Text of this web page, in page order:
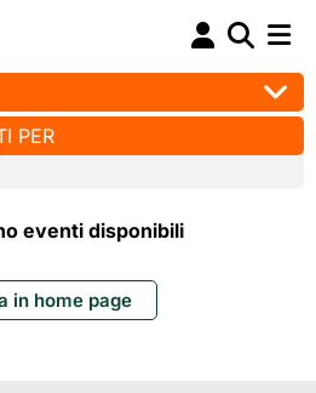
PER
eventi disponibili
in home page